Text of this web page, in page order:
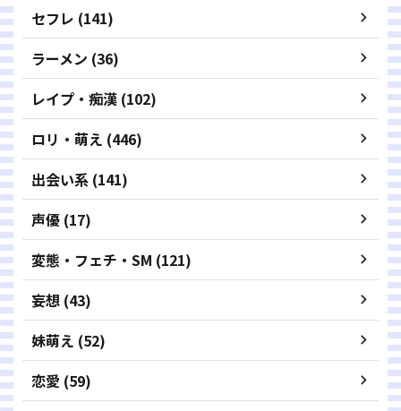
セフレ (141)
ラーメン (36)
レイプ・痴漢 (102)
ロリ・萌え (446)
出会い系 (141)
声優 (17)
変態・フェチ・SM (121)
妄想 (43)
妹萌え (52)
恋愛 (59)